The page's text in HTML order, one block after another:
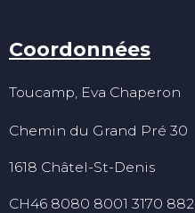
Coordonnées
Toucamp, Eva Chaperon
Chemin du Grand Pré 30
1618 Châtel-St-Denis
CH46 8080 8001 3170